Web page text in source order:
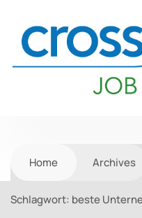
Home Archives
Schlagwort: beste